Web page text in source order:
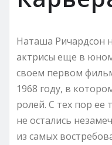
Наташа Ричардсон
актрисы еще в юном
своем первом
1968 году, в
ролей. С тех пор ее
не остались
из самых